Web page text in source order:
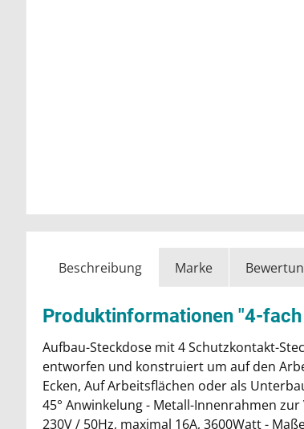
Beschreibung Marke
Produktinformationen "4-
Aufbau-Steckdose mit 4 Schutzkontakt-
entworfen und konstruiert um auf den
Ecken, Auf Arbeitsflächen oder als
45° Anwinkelung - Metall-Innenrahmen
230V / 50Hz, maximal 16A, 3600Watt -